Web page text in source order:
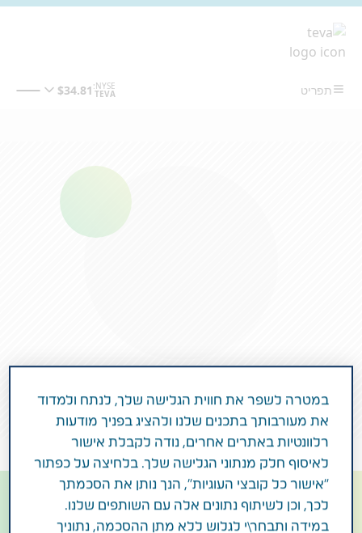
המשפחה
מתמודדים יחד עם
במטרה לשפר את חווית הגלישה שלך, לנתח ולמדוד
את מעורבותך בתכנים שלנו ולהציג בפניך מודעות
רלוונטיות באתרים אחרים, נודה לקבלת אישור
לאיסוף חלק מנתוני הגלישה שלך. בלחיצה על כפתור
"אישור כל קובצי העוגיות", הנך נותן את הסכמתך
לכך, וכן לשיתוף נתונים אלה עם השותפים שלנו.
במידה ותבחר\י לגלוש ללא מתן ההסכמה, נתוניך